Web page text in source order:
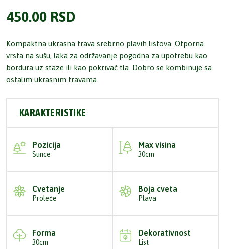
450.00 RSD
Kompaktna ukrasna trava srebrno plavih listova. Otporna
vrsta na sušu, laka za održavanje pogodna za upotrebu kao
bordura uz staze ili kao pokrivač tla. Dobro se kombinuje sa
ostalim ukrasnim travama.
KARAKTERISTIKE
Pozicija
Sunce
Max visina
30cm
Cvetanje
Proleće
Boja cveta
Plava
Forma
30cm
Dekorativnost
List